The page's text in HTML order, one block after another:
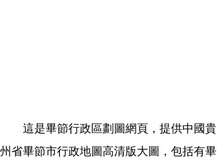
這是畢節行政區劃圖網頁，提供中國貴
州省畢節市行政地圖高清版大圖，包括有畢